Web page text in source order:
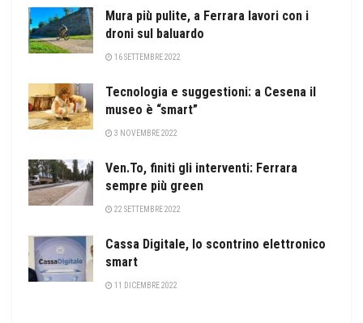
Mura più pulite, a Ferrara lavori con i
droni sul baluardo
16 SETTEMBRE 2022
Tecnologia e suggestioni: a Cesena il
museo è “smart”
3 NOVEMBRE 2022
Ven.To, finiti gli interventi: Ferrara
sempre più green
22 SETTEMBRE 2022
Cassa Digitale, lo scontrino elettronico
smart
11 DICEMBRE 2022